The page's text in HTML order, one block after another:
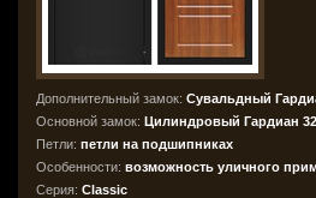
Дополнительный замок: Сувальдный
Основной замок: Цилиндровый Гардиан
Петли: петли на подшипниках
Особенности: возможность уличного
Серия: Classic